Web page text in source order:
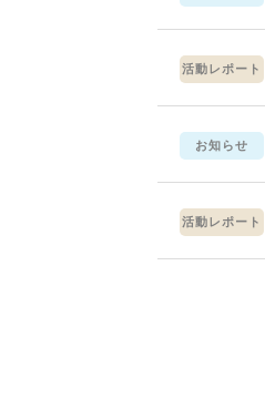
活動レポート
お知らせ
活動レポート